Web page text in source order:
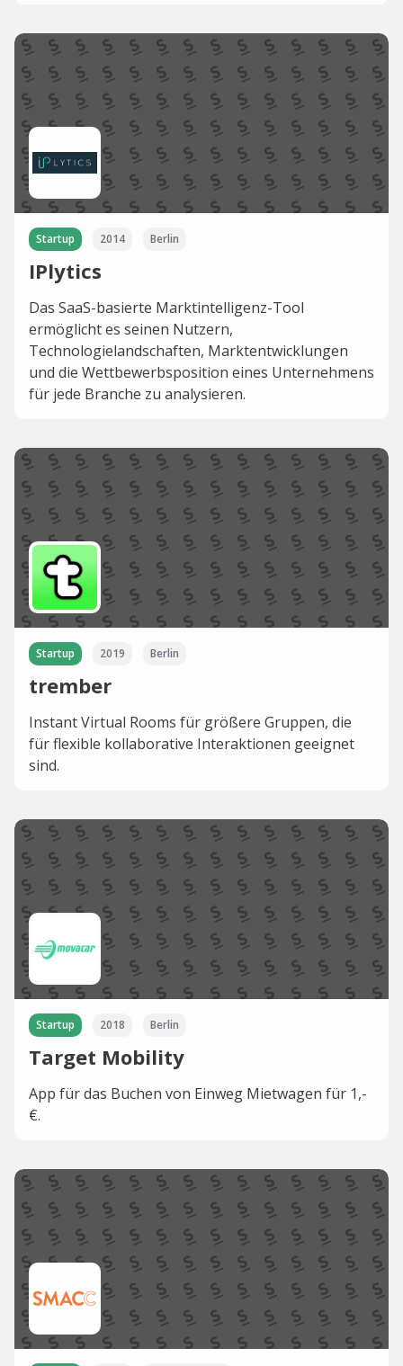
Startup 2014 Berlin
IPlytics
Das SaaS-basierte Marktintelligenz-Tool
ermöglicht es seinen Nutzern,
Technologielandschaften, Marktentwicklungen
und die Wettbewerbsposition eines Unternehmens
für jede Branche zu analysieren.
Startup 2019 Berlin
trember
Instant Virtual Rooms für größere Gruppen, die
für flexible kollaborative Interaktionen geeignet
sind.
Startup 2018 Berlin
Target Mobility
App für das Buchen von Einweg Mietwagen für 1,-
€.